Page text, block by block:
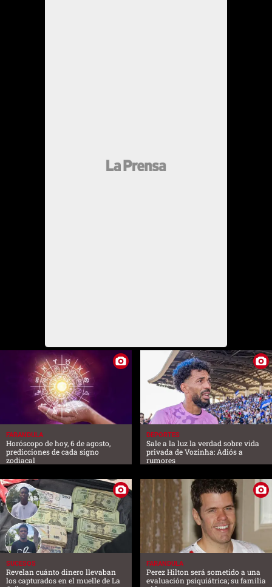
FARANDULA
Horóscopo de hoy, 6 de agosto,
predicciones de cada signo
zodiacal
DEPORTES
Sale a la luz la verdad sobre vida
privada de Vozinha: Adiós a
rumores
SUCESOS
Revelan cuánto dinero llevaban
los capturados en el muelle de La
FARANDULA
Perez Hilton será sometido a una
evaluación psiquiátrica; su familia